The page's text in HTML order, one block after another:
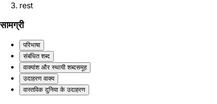
rest
सामग्री
परिभाषा
संबंधित शब्द
वाक्यांश और स्थायी शब्दसमूह
उदाहरण वाक्य
वास्तविक दुनिया के उदाहरण